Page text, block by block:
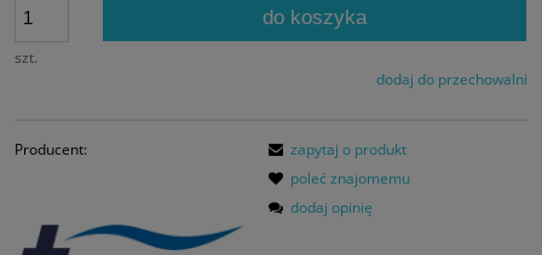
szt.
do koszyka
dodaj do przechowalni
Producent:
zapytaj o produkt
poleć znajomemu
dodaj opinię